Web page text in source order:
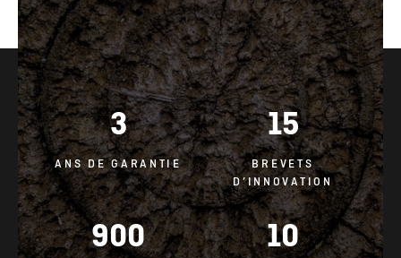
3
ANS DE GARANTIE
15
BREVETS
D’INNOVATION
900 10